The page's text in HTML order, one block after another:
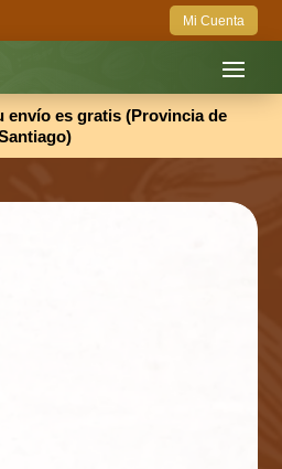
Mi Cuenta
envío es gratis (Provincia de